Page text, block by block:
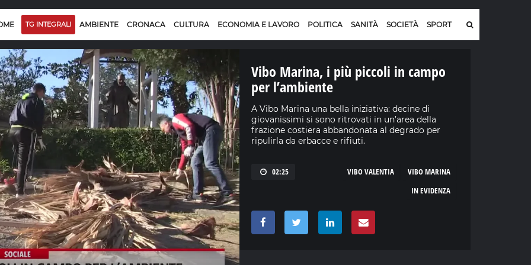
TG INTEGRALI AMBIENTE CRONACA CULTURA ECONOMIA E LAVORO POLITICA SANITÀ SOCIETÀ SPORT
Vibo Marina, i più piccoli in campo
per l’ambiente
A Vibo Marina una bella iniziativa: decine di
giovanissimi si sono ritrovati in un’area della
frazione costiera abbandonata al degrado per
ripulirla da erbacce e rifiuti.
02:25 VIBO MARINA
VIBO VALENTIA
IN EVIDENZA